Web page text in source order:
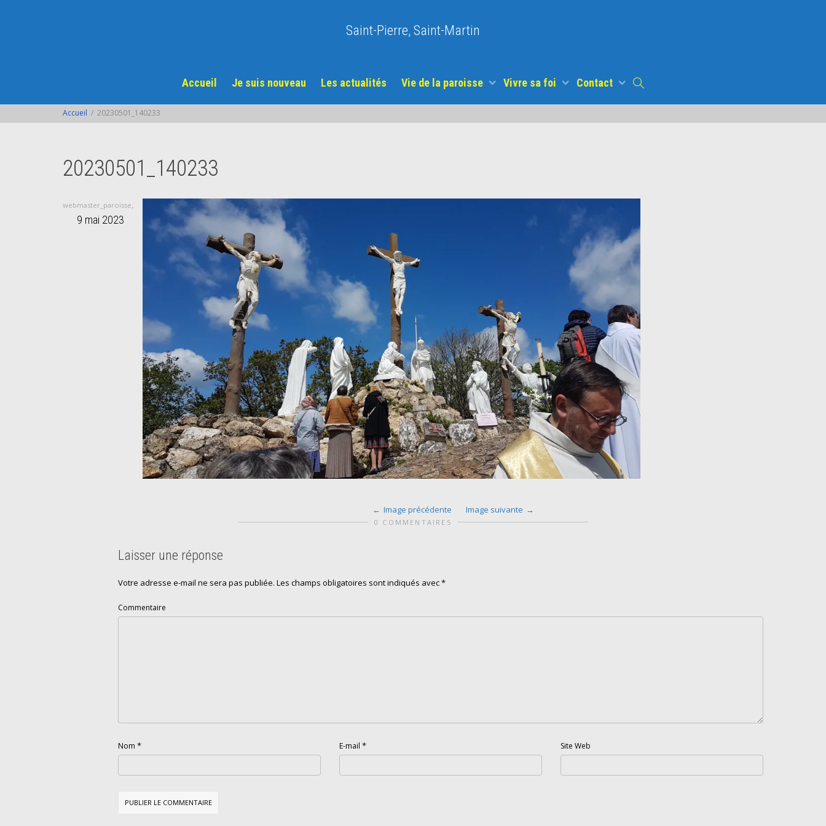
Saint-Pierre, Saint-Martin
Accueil Je suis nouveau Les actualités Vie de la paroisse Vivre sa foi Contact
Accueil 20230501_140233
20230501_140233
webmaster_paroisse,
9 mai 2023
Image précédente Image suivante
0 COMMENTAIRES
Laisser une réponse
Votre adresse e-mail ne sera pas publiée. Les champs obligatoires sont indiqués avec*
Commentaire
Nom * E-mail * Site Web